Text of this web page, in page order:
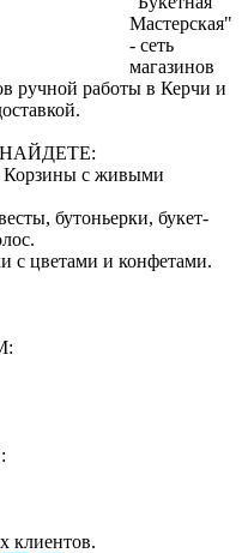
Мастерская"
- сеть
магазинов
ручной работы в Керчи и
НАЙДЕТЕ:
Корзины с живыми
бутоньерки, букет-
с цветами и конфетами.
клиентов.